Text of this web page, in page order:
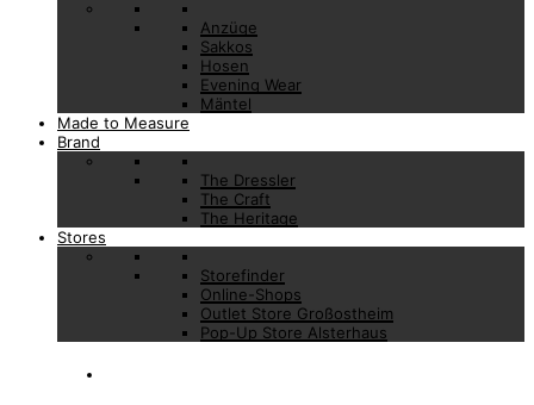
Anzüge
Sakkos
Hosen
Evening Wear
Mäntel
Made to Measure
Brand
The Dressler
The Craft
The Heritage
Stores
Storefinder
Online-Shops
Outlet Store Großostheim
Pop-Up Store Alsterhaus